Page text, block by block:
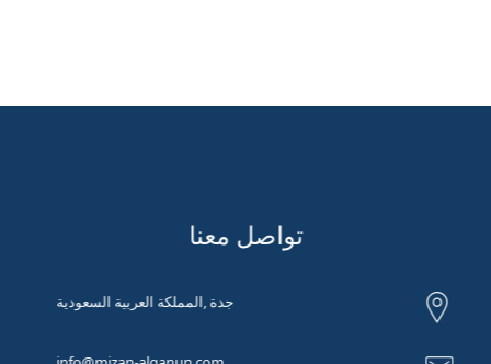
تواصل معنا
جدة ,المملكة العربية السعودية